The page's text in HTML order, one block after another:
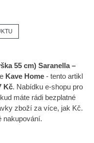
55 cm) Saranella –
Kave Home- tento artikl
Kč. Nabídku e-shopu pro
máte rádi bezplatné
zboží za více, jak Kč.
nakupování.